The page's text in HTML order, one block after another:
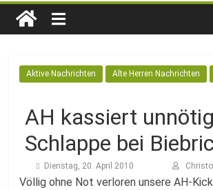
1. Mai – Charity-Fußballturnier für
Pfingstturnier 23. – 24.05.2026 –
TSG
1846
e.V.
Mainz-
Kastel
Aktive Nachrichten Alte Herren Nachrichten
AH kassiert
Schlappe bei
Dienstag, 20. April 2010
Völlig ohne Not verloren unsere AH-